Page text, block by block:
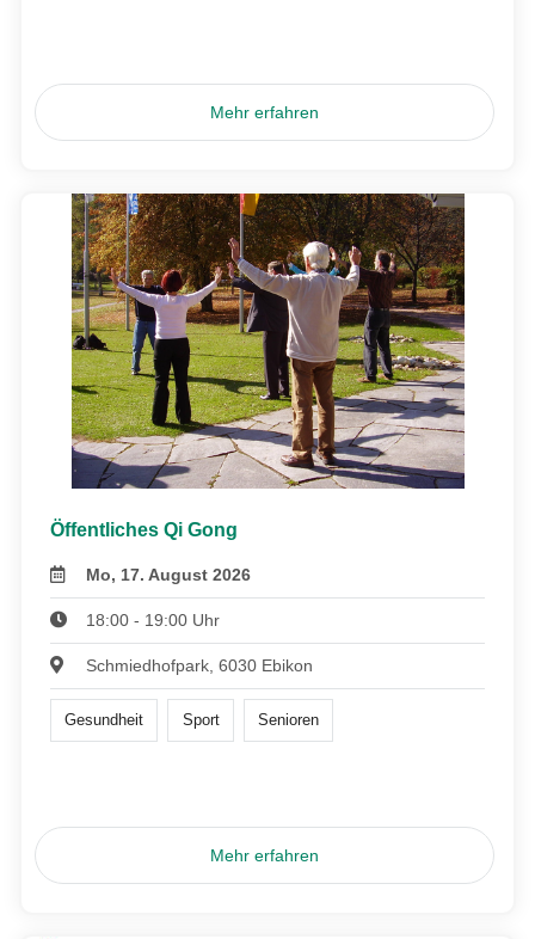
Mehr erfahren
Öffentliches Qi Gong
Mo, 17. August 2026
18:00 - 19:00 Uhr
Schmiedhofpark, 6030 Ebikon
Gesundheit Sport Senioren
Mehr erfahren